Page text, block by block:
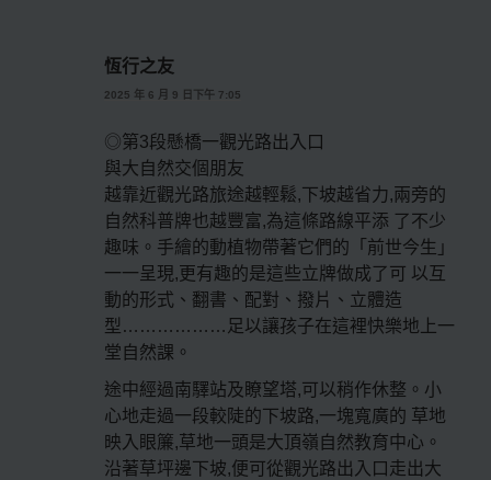
恆行之友
2025 年 6 月 9 日下午 7:05
◎第3段懸橋一觀光路出入口
與大自然交個朋友
越靠近觀光路旅途越輕鬆,下坡越省力,兩旁的
自然科普牌也越豐富,為這條路線平添 了不少
趣味。手繪的動植物帶著它們的「前世今生」
一一呈現,更有趣的是這些立牌做成了可 以互
動的形式、翻書、配對、撥片、立體造
型………………足以讓孩子在這裡快樂地上一
堂自然課。
途中經過南驛站及瞭望塔,可以稍作休整。小
心地走過一段較陡的下坡路,一塊寬廣的 草地
映入眼簾,草地一頭是大頂嶺自然教育中心。
沿著草坪邊下坡,便可從觀光路出入口走出大